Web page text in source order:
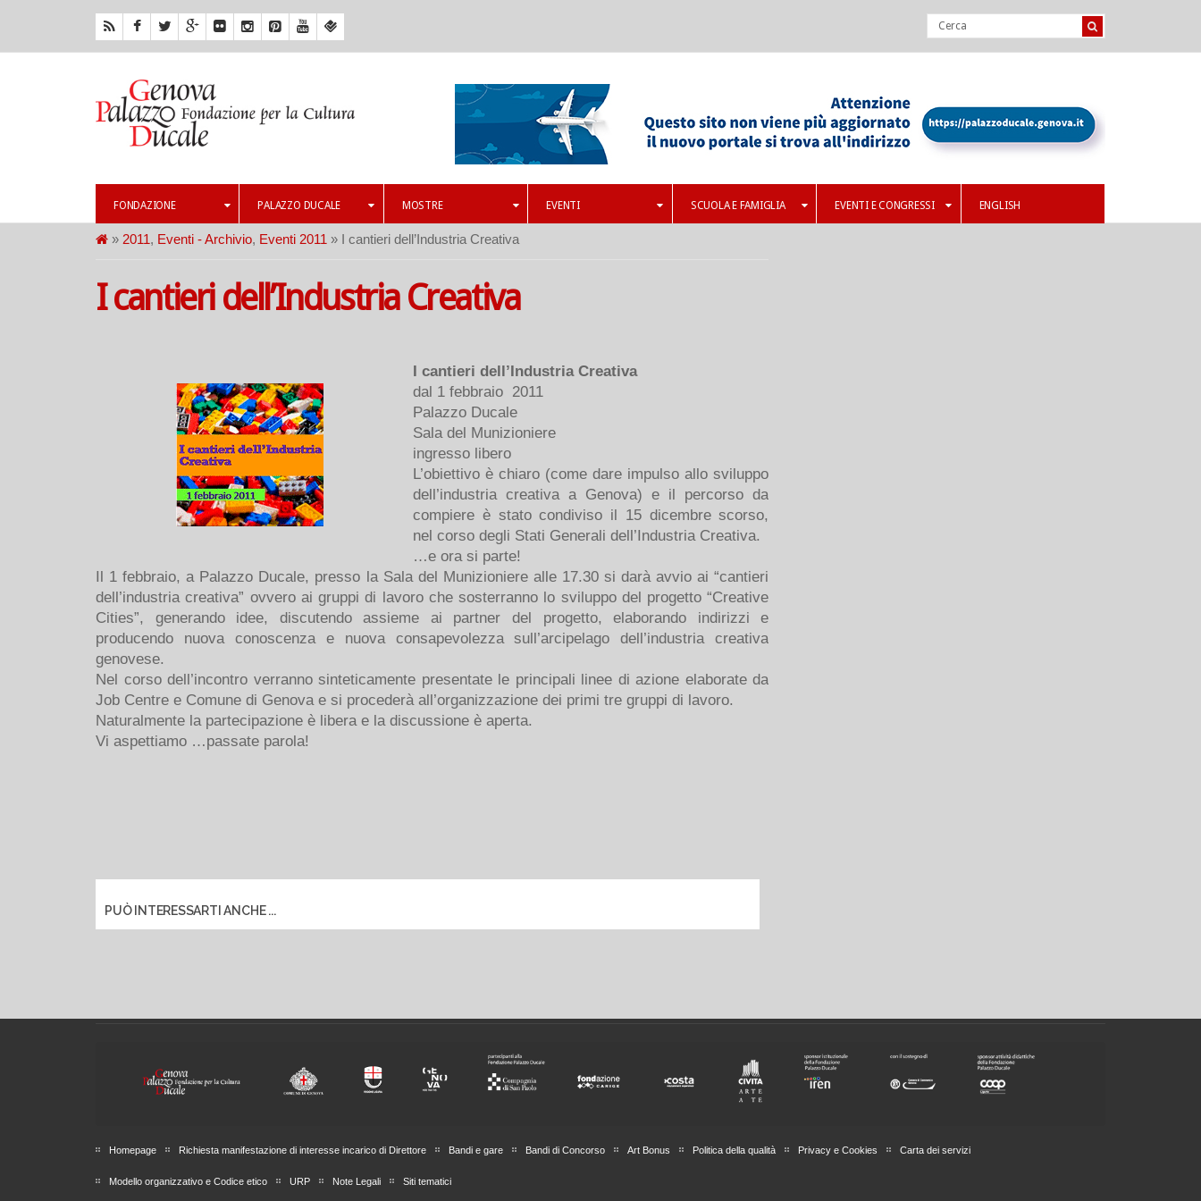
FONDAZIONE PALAZZO DUCALE MOSTRE EVENTI SCUOLA E FAMIGLIA EVENTI E CONGRESSI ENGLISH
» 2011, Eventi - Archivio, Eventi 2011 » I cantieri dell’Industria Creativa
I cantieri dell’Industria Creativa
I cantieri dell’Industria Creativa
dal 1 febbraio 2011
Palazzo Ducale
Sala del Munizioniere
ingresso libero
L’obiettivo è chiaro (come dare impulso allo sviluppo
dell’industria creativa a Genova) e il percorso da
compiere è stato condiviso il 15 dicembre scorso,
nel corso degli Stati Generali dell’Industria Creativa.
…e ora si parte!
Il 1 febbraio, a Palazzo Ducale, presso la Sala del Munizioniere alle 17.30 si darà avvio ai “cantieri
dell’industria creativa” ovvero ai gruppi di lavoro che sosterranno lo sviluppo del progetto “Creative
Cities”, generando idee, discutendo assieme ai partner del progetto, elaborando indirizzi e
producendo nuova conoscenza e nuova consapevolezza sull’arcipelago dell’industria creativa
genovese.
Nel corso dell’incontro verranno sinteticamente presentate le principali linee di azione elaborate da
Job Centre e Comune di Genova e si procederà all’organizzazione dei primi tre gruppi di lavoro.
Naturalmente la partecipazione è libera e la discussione è aperta.
Vi aspettiamo …passate parola!
PUÒ INTERESSARTI ANCHE ...
Homepage Richiesta manifestazione di interesse incarico di Direttore Bandi e gare Bandi di Concorso Art Bonus Politica della qualità Privacy e Cookies Carta dei servizi
Modello organizzativo e Codice etico URP Note Legali Siti tematici